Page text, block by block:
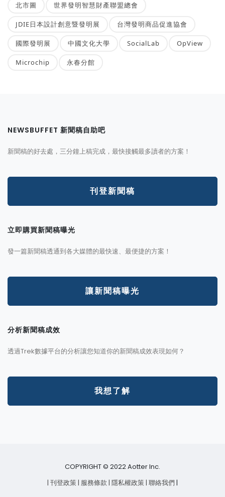
北市圖 世界發明智慧財產聯盟總會
JDIE日本設計創意暨發明展 台灣發明商品促進協會
國際發明展 中國文化大學 SocialLab OpView
Microchip 永春分館
NEWSBUFFET 新聞稿自助吧
新聞稿的好去處，三分鐘上稿完成，最快接觸最多讀者的方案！
刊登新聞稿
立即購買新聞稿曝光
發一篇新聞稿透通到各大媒體的最快速、最便捷的方案！
讓新聞稿曝光
分析新聞稿成效
透過Trek數據平台的分析讓您知道你的新聞稿成效表現如何？
我想了解
COPYRIGHT © 2022 Aotter Inc.
| 刊登政策 | 服務條款 | 隱私權政策 | 聯絡我們 |